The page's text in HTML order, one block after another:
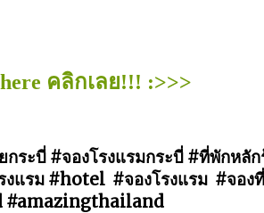
คลิกเลย!!! :>>>
ระบี่ #จองโรงแรมกระบี่ #ที่พักหลั
งแรม #hotel  #จองโรงแรม  #จอ
#amazingthailand